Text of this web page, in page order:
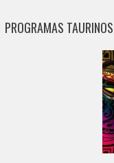
PROGRAMAS TAURINOS